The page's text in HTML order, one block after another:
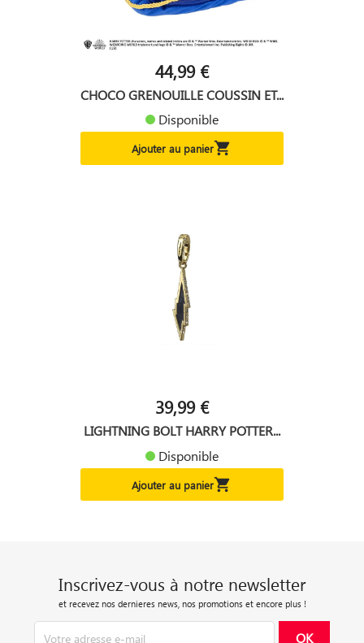
44,99 €
CHOCO GRENOUILLE COUSSIN ET...
Disponible
Ajouter au panier
39,99 €
LIGHTNING BOLT HARRY POTTER...
Disponible
Ajouter au panier
Inscrivez-vous à notre newsletter
et recevez nos dernieres news, nos promotions et encore plus !